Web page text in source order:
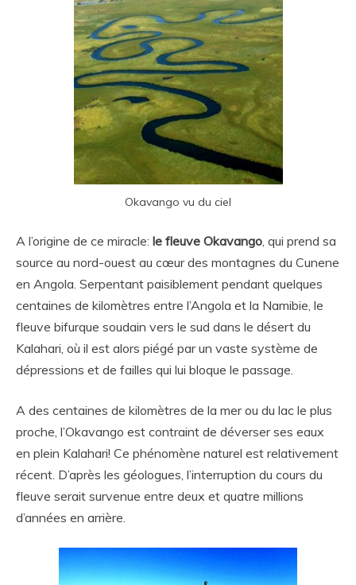
Okavango vu du ciel
A l’origine de ce miracle: le fleuve Okavango , qui prend sa
source au nord-ouest au cœur des montagnes du Cunene
en Angola. Serpentant paisiblement pendant quelques
centaines de kilomètres entre l’Angola et la Namibie, le
fleuve bifurque soudain vers le sud dans le désert du
Kalahari, où il est alors piégé par un vaste système de
dépressions et de failles qui lui bloque le passage.
A des centaines de kilomètres de la mer ou du lac le plus
proche, l’Okavango est contraint de déverser ses eaux
en plein Kalahari! Ce phénomène naturel est relativement
récent. D’après les géologues, l’interruption du cours du
fleuve serait survenue entre deux et quatre millions
d’années en arrière.